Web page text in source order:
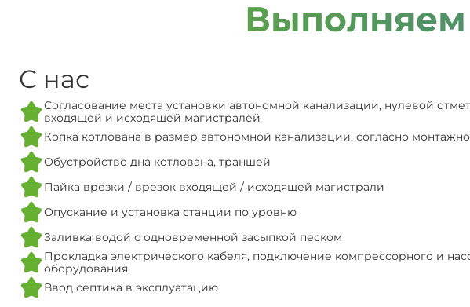
С нас
Согласование места установки автономной канализации, нулевой
входящей и исходящей магистралей
Копка котлована в размер автономной канализации, согласно
Обустройство дна котлована, траншей
Пайка врезки / врезок входящей / исходящей магистрали
Опускание и установка станции по уровню
Заливка водой с одновременной засыпкой песком
Прокладка электрического кабеля, подключение компрессорного и
оборудования
Ввод септика в эксплуатацию